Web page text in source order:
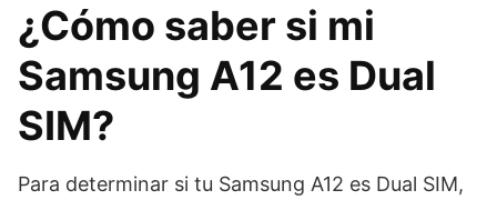
¿Cómo saber si mi
Samsung A12 es Dual
SIM?
Para determinar si tu Samsung A12 es Dual SIM,